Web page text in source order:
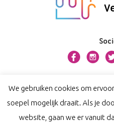
We gebruiken cookies om
soepel mogelijk draait. Als je
website, gaan we er vanuit